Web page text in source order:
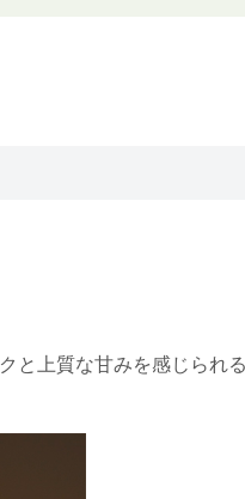
と上質な甘みを感じられ